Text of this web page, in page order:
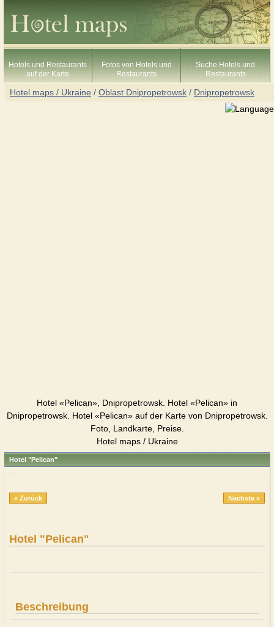
Hotels und Restaurants
auf der Karte
Fotos von Hotels und
Restaurants
Suche Hotels und
Restaurants
Hotel maps / Ukraine / Oblast Dnipropetrowsk / Dnipropetrowsk
Hotel «Pelican», Dnipropetrowsk. Hotel «Pelican» in
Dnipropetrowsk. Hotel «Pelican» auf der Karte von Dnipropetrowsk.
Foto, Landkarte, Preise.
Hotel maps / Ukraine
Hotel "Pelican"
« Zurück Nächste »
Hotel "Pelican"
Beschreibung